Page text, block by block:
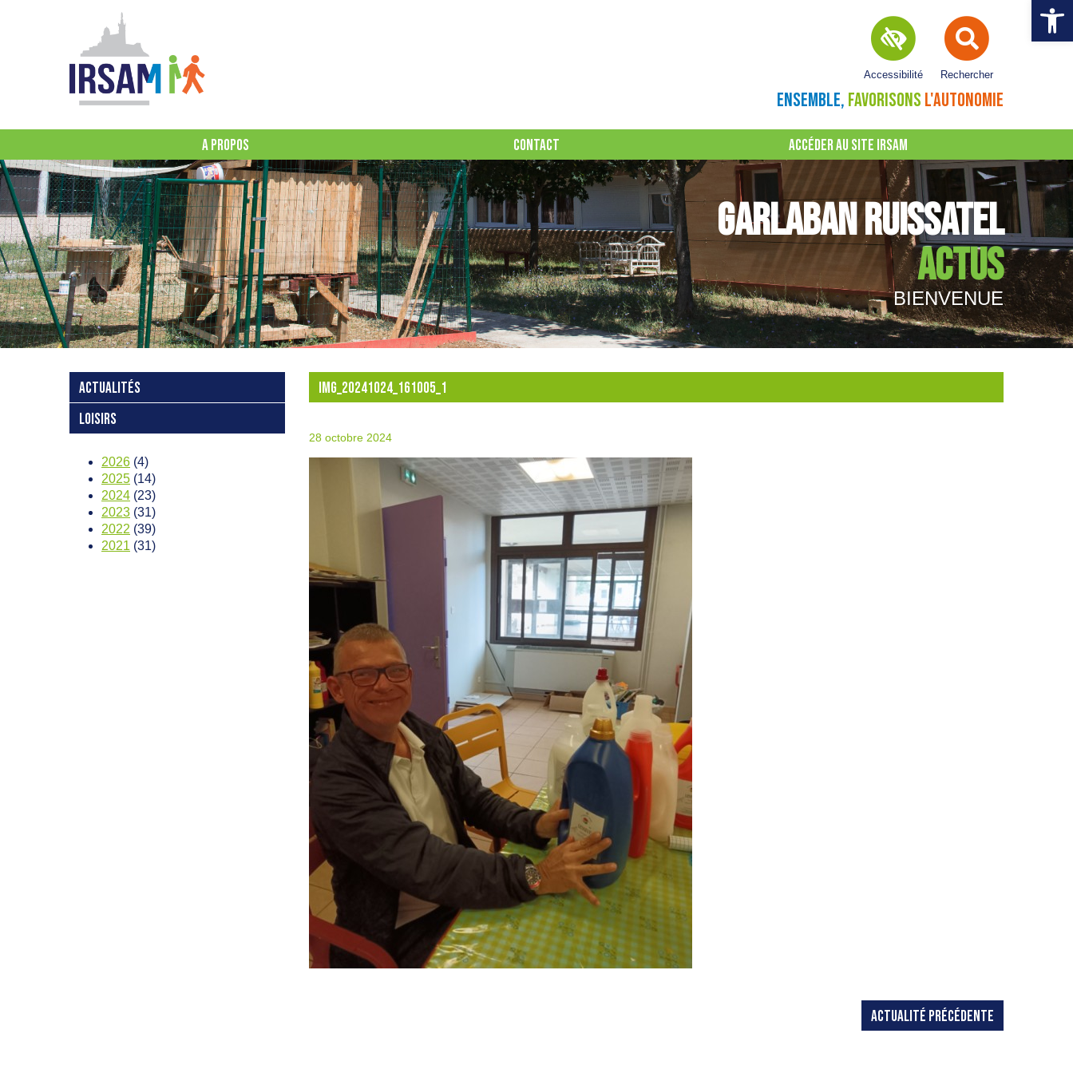
Ouvrir
Rechercher
Accessibilité
ENSEMBLE, FAVORISONS L'AUTONOMIE
A PROPOS CONTACT ACCÉDER AU SITE IRSAM
GARLABAN RUISSATEL
ACTUS
BIENVENUE
ACTUALITÉS
LOISIRS
2026 (4)
2025 (14)
2024 (23)
2023 (31)
2022 (39)
2021 (31)
IMG_20241024_161005_1
28 octobre 2024
ACTUALITÉ PRÉCÉDENTE